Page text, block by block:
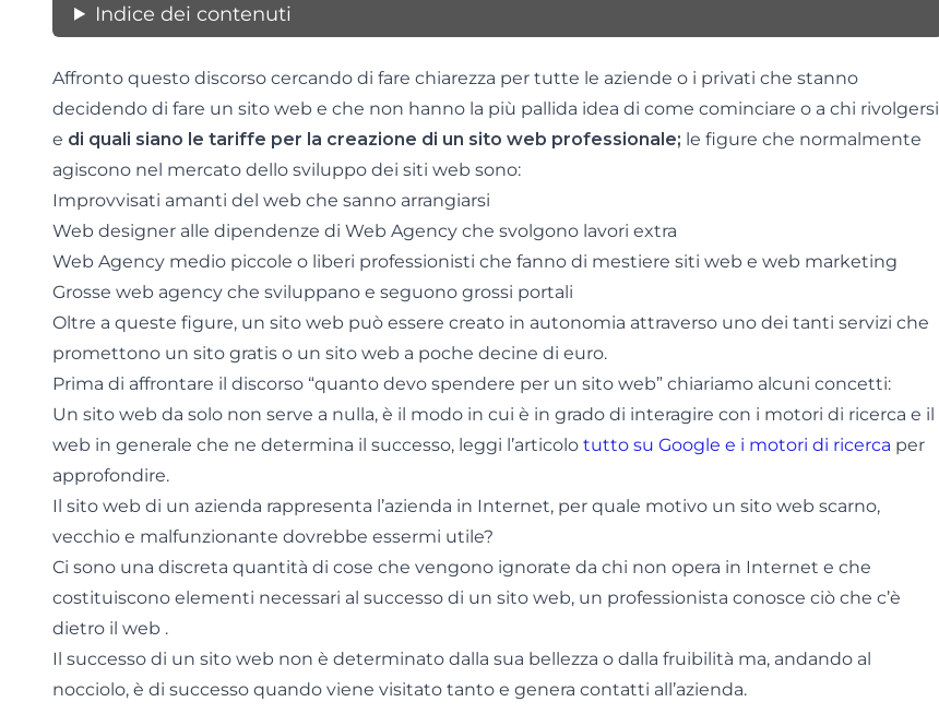
Indice dei contenuti
Affronto questo discorso cercando di fare chiarezza per tutte le aziende o i privati che stanno
decidendo di fare un sito web e che non hanno la più pallida idea di come cominciare o a chi rivolgersi
e di quali siano le tariffe per la creazione di un sito web professionale; le figure che normalmente
agiscono nel mercato dello sviluppo dei siti web sono:
Improvvisati amanti del web che sanno arrangiarsi
Web designer alle dipendenze di Web Agency che svolgono lavori extra
Web Agency medio piccole o liberi professionisti che fanno di mestiere siti web e web marketing
Grosse web agency che sviluppano e seguono grossi portali
Oltre a queste figure, un sito web può essere creato in autonomia attraverso uno dei tanti servizi che
promettono un sito gratis o un sito web a poche decine di euro.
Prima di affrontare il discorso “quanto devo spendere per un sito web” chiariamo alcuni concetti:
Un sito web da solo non serve a nulla, è il modo in cui è in grado di interagire con i motori di ricerca e il
web in generale che ne determina il successo, leggi l’articolo tutto su Google e i motori di ricerca per
approfondire.
Il sito web di un azienda rappresenta l’azienda in Internet, per quale motivo un sito web scarno,
vecchio e malfunzionante dovrebbe essermi utile?
Ci sono una discreta quantità di cose che vengono ignorate da chi non opera in Internet e che
costituiscono elementi necessari al successo di un sito web, un professionista conosce ciò che c’è
dietro il web .
Il successo di un sito web non è determinato dalla sua bellezza o dalla fruibilità ma, andando al
nocciolo, è di successo quando viene visitato tanto e genera contatti all’azienda.